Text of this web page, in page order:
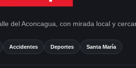
del Aconcagua, con mirada local y
Accidentes Deportes Santa María